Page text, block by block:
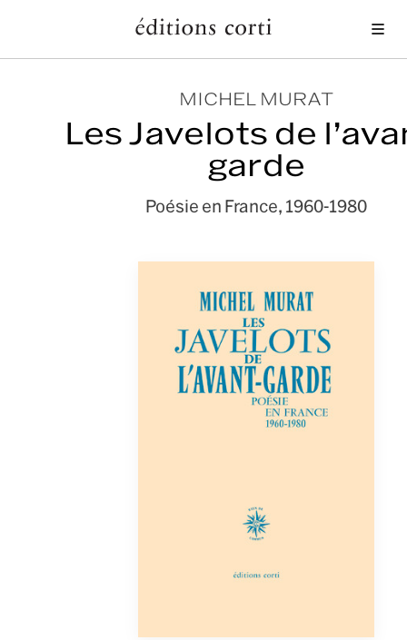
MICHEL MURAT
Les Javelots de
garde
Poésie en France, 1960-1980